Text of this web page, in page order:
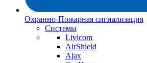
Охранно-Пожарная сигнализация
Системы
Livicom
AirShield
Ajax